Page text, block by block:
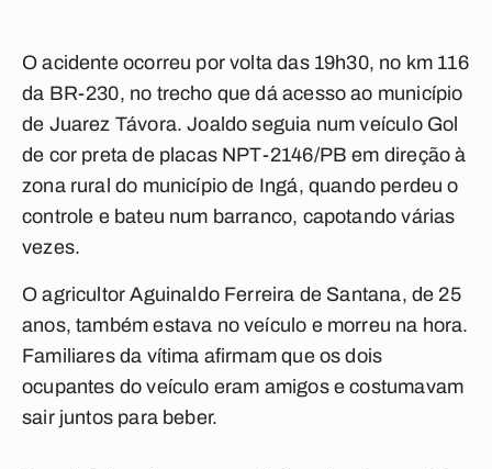
O acidente ocorreu por volta das 19h30, no km 116
da BR-230, no trecho que dá acesso ao município
de Juarez Távora. Joaldo seguia num veículo Gol
de cor preta de placas NPT-2146/PB em direção à
zona rural do município de Ingá, quando perdeu o
controle e bateu num barranco, capotando várias
vezes.
O agricultor Aguinaldo Ferreira de Santana, de 25
anos, também estava no veículo e morreu na hora.
Familiares da vítima afirmam que os dois
ocupantes do veículo eram amigos e costumavam
sair juntos para beber.